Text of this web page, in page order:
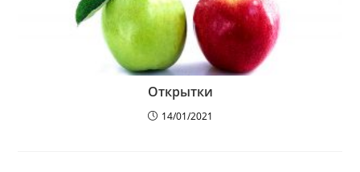
Открытки
14/01/2021